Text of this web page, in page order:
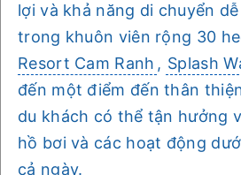
lợi và khả năng di chuyển
trong khuôn viên rộng 30
Resort Cam Ranh , Splash
đến một điểm đến thân
du khách có thể tận hưởng
hồ bơi và các hoạt động
cả ngày.